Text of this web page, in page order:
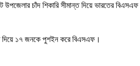
উপজেলার চাঁদ শিকারি সীমান্ত দিয়ে ভারতের
দিয়ে ১৭ জনকে পুশইন করে বিএসএফ।